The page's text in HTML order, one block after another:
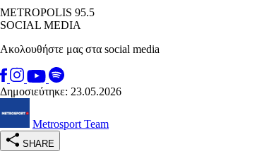
METROPOLIS 95.5
SOCIAL MEDIA
Ακολουθήστε μας στα social media
Δημοσιεύτηκε: 23.05.2026
Metrosport Team
SHARE